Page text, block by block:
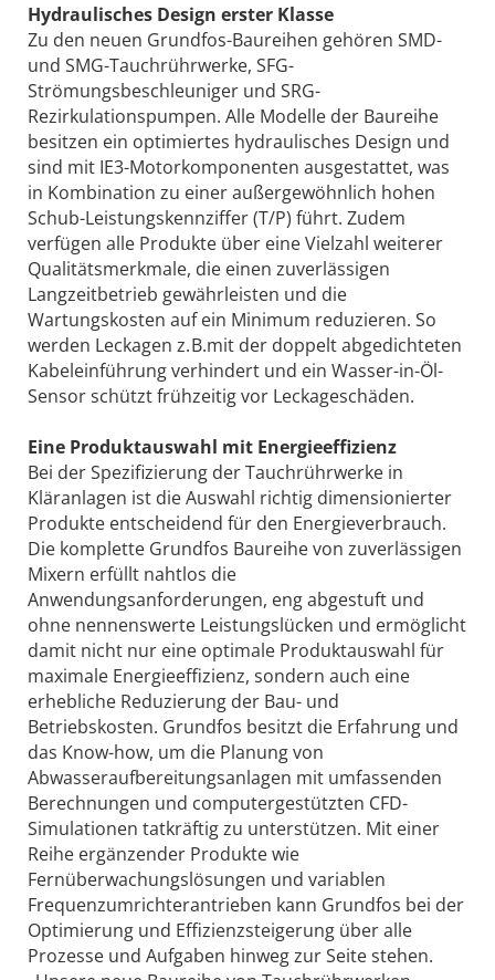
Hydraulisches Design erster Klasse
Zu den neuen Grundfos-Baureihen gehören SMD-
und SMG-Tauchrührwerke, SFG-
Strömungsbeschleuniger und SRG-
Rezirkulationspumpen. Alle Modelle der Baureihe
besitzen ein optimiertes hydraulisches Design und
sind mit IE3-Motorkomponenten ausgestattet, was
in Kombination zu einer außergewöhnlich hohen
Schub-Leistungskennziffer (T/P) führt. Zudem
verfügen alle Produkte über eine Vielzahl weiterer
Qualitätsmerkmale, die einen zuverlässigen
Langzeitbetrieb gewährleisten und die
Wartungskosten auf ein Minimum reduzieren. So
werden Leckagen z. B.mit der doppelt abgedichteten
Kabeleinführung verhindert und ein Wasser-in-Öl-
Sensor schützt frühzeitig vor Leckageschäden.
Eine Produktauswahl mit Energieeffizienz
Bei der Spezifizierung der Tauchrührwerke in
Kläranlagen ist die Auswahl richtig dimensionierter
Produkte entscheidend für den Energieverbrauch.
Die komplette Grundfos Baureihe von zuverlässigen
Mixern erfüllt nahtlos die
Anwendungsanforderungen, eng abgestuft und
ohne nennenswerte Leistungslücken und ermöglicht
damit nicht nur eine optimale Produktauswahl für
maximale Energieeffizienz, sondern auch eine
erhebliche Reduzierung der Bau- und
Betriebskosten. Grundfos besitzt die Erfahrung und
das Know-how, um die Planung von
Abwasseraufbereitungsanlagen mit umfassenden
Berechnungen und computergestützten CFD-
Simulationen tatkräftig zu unterstützen. Mit einer
Reihe ergänzender Produkte wie
Fernüberwachungslösungen und variablen
Frequenzumrichterantrieben kann Grundfos bei der
Optimierung und Effizienzsteigerung über alle
Prozesse und Aufgaben hinweg zur Seite stehen.